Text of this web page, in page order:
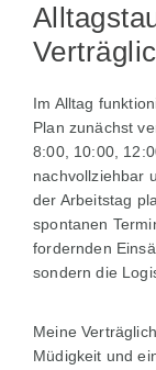
Im Alltag
Plan zunächst
8:00, 10:00,
nachvollziehbar
der Arbeitstag
spontanen
fordernden
sondern die
Meine
Müdigkeit und